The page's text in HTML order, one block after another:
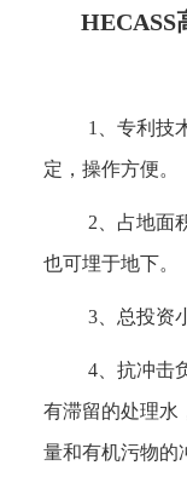
HECASS
1、专利技
定，操作方便。
2、占地面
也可埋于地下。
3、总投资
4、抗冲击
有滞留的处理水
量和有机污物的